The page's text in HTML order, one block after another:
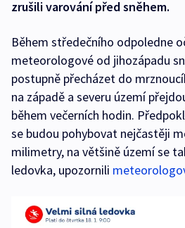
zrušili varování před sněhem.
Během středečního odpoledne
meteorologové od jihozápadu
postupně přecházet do
na západě a severu území
během večerních hodin.
se budou pohybovat nejčastěji
milimetry, na většině území se
ledovka, upozornili